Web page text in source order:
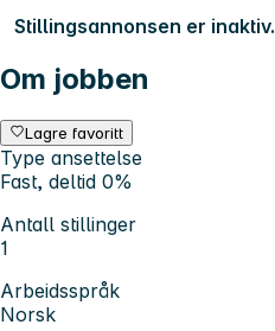
Stillingsannonsen er inaktiv.
Om jobben
Lagre favoritt
Type ansettelse
Fast, deltid 0%
Antall stillinger
1
Arbeidsspråk
Norsk